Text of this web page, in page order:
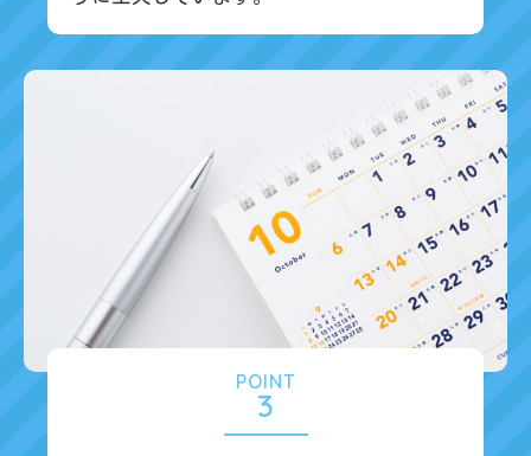
POINT
3